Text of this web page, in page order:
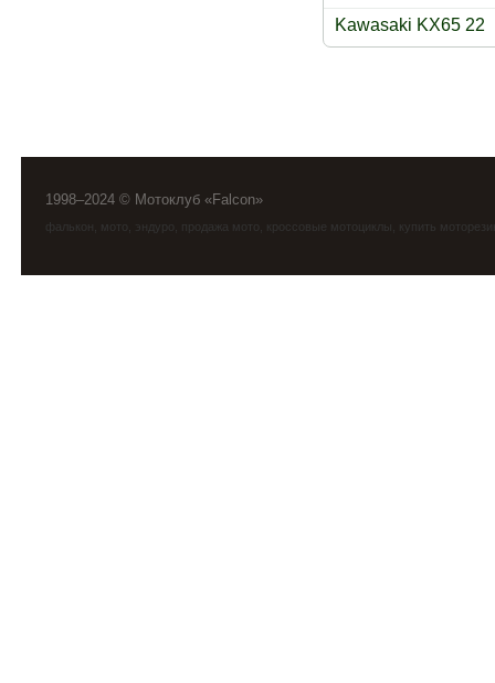
Kawasaki KX65 22
1998–2024 © Мотоклуб «Falcon»
фалькон мото эндуро , продажа мото, кроссовые мотоциклы, купить